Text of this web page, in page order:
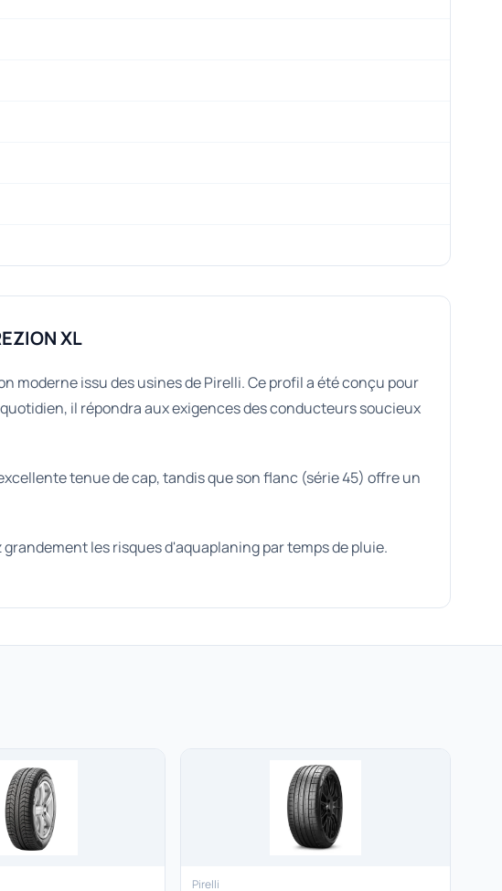
XL
moderne issu des usines de Pirelli. Ce profil a été conçu pour
il répondra aux exigences des conducteurs soucieux
tenue de cap, tandis que son flanc (série 45) offre un
les risques d'aquaplaning par temps de pluie.
Pirelli